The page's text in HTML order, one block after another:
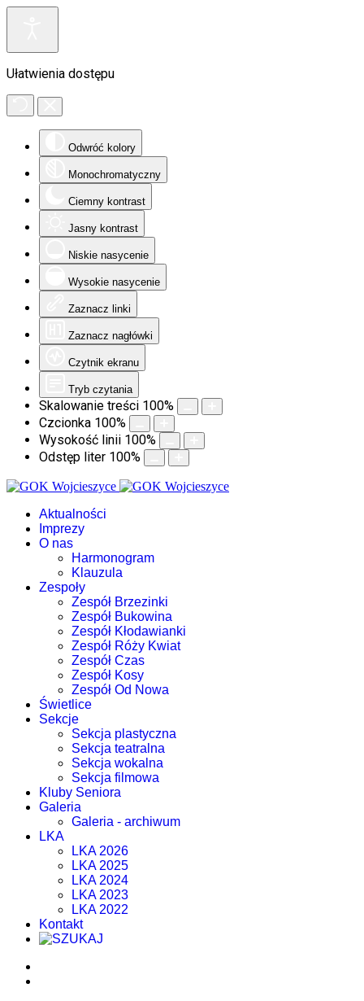
Ułatwienia dostępu
Odwróć kolory
Monochromatyczny
Ciemny kontrast
Jasny kontrast
Niskie nasycenie
Wysokie nasycenie
Zaznacz linki
Zaznacz nagłówki
Czytnik ekranu
Tryb czytania
Skalowanie treści 100%
Czcionka 100%
Wysokość linii 100%
Odstęp liter 100%
Aktualności
Imprezy
O nas
Harmonogram
Klauzula
Zespoły
Zespół Brzezinki
Zespół Bukowina
Zespół Kłodawianki
Zespół Róży Kwiat
Zespół Czas
Zespół Kosy
Zespół Od Nowa
Świetlice
Sekcje
Sekcja plastyczna
Sekcja teatralna
Sekcja wokalna
Sekcja filmowa
Kluby Seniora
Galeria
Galeria - archiwum
LKA
LKA 2026
LKA 2025
LKA 2024
LKA 2023
LKA 2022
Kontakt